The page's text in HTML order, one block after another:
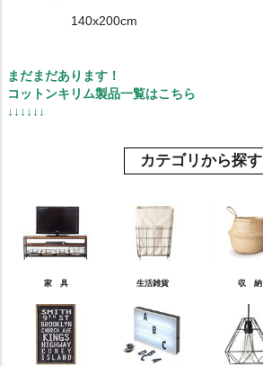
140x200cm
まだまだあります！
コットンキリム製品一覧はこちら
↓↓↓↓↓↓
カテゴリから探す
家 具 生活雑貨 収 納